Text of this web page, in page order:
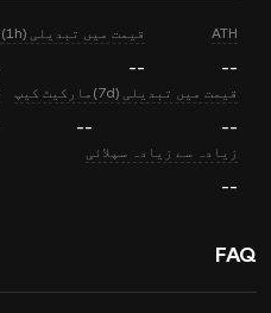
ATH
--
قیمت میں تبدیلی (1h)
--
قیمت میں تبدیلی (7d)
--
مارکیٹ کیپ
--
زیادہ سے زیادہ سپلائی
--
FAQ